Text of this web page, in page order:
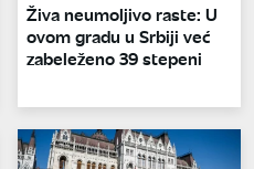
Živa neumoljivo raste: U
ovom gradu u Srbiji već
zabeleženo 39 stepeni